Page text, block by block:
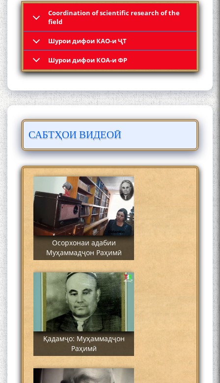
Coordination of scientific research of the
field
Шурои дифои КАО-и ҶТ
Шурои дифои КОА-и ФР
САБТҲОИ ВИДЕОӢ
Кадамчо Худои Шарифзода
Сайре дар Осорхона
Муҳаммадҷон Раҳимӣ
Осорхонаи адабии
Муҳаммадҷон Раҳимӣ
Қадамҷо: Муҳаммадҷон
Раҳимӣ